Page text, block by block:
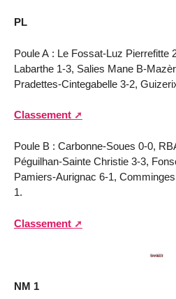
PL
Poule A : Le Fossat-Luz Pierrefitte
Labarthe 1-3, Salies Mane B-
Pradettes-Cintegabelle 3-2,
Classement
Poule B : Carbonne-Soues 0-0,
Péguilhan-Sainte Christie 3-3,
Pamiers-Aurignac 6-1,
1.
Classement
NM 1